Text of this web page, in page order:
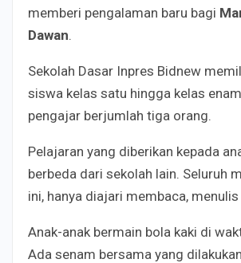
memberi pengalaman baru bagi
Dawan.
Sekolah Dasar Inpres Bidnew
siswa kelas satu hingga kelas
pengajar berjumlah tiga orang.
Pelajaran yang diberikan kepada
berbeda dari sekolah lain. Seluruh
ini, hanya diajari membaca,
Anak-anak bermain bola kaki di
Ada senam bersama yang